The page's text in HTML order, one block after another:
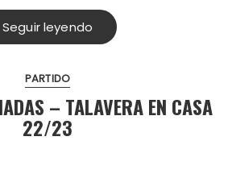
Seguir leyendo
PARTIDO
– TALAVERA EN CASA
22/23